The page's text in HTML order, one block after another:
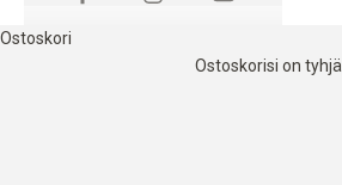
Ostoskori
Ostoskorisi on tyhjä